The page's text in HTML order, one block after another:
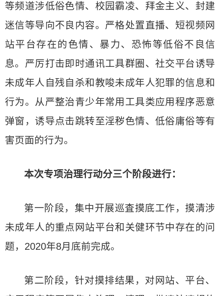
等频道涉低俗色情、校园霸凌、拜金主义、封建
迷信等导向不良内容。严格处置直播、短视频网
站平台存在的色情、暴力、恐怖等低俗不良信
息。严厉打击即时通讯工具群圈、社交平台诱导
未成年人自残自杀和教唆未成年人犯罪的信息和
行为。从严整治青少年常用工具类应用程序恶意
弹窗，诱导点击跳转至淫秽色情、低俗庸俗等有
害页面的行为。
本次专项治理行动分三个阶段进行：
第一阶段，集中开展巡査摸底工作，摸清涉
未成年人的重点网站平台和关健环节中存在的问
题，2020年8月底前完成。
第二阶段，针对摸排结果，对网站、平台、